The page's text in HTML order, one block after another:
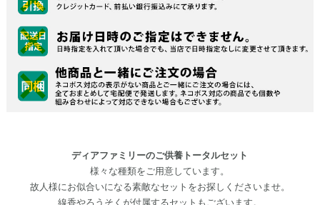
ディアファミリーのご供養トータルセット
様々な種類をご用意しています。
故人様にお似合いになる素敵なセットをお探しくださいませ。
線香やろうそくが付属するセットもございます。